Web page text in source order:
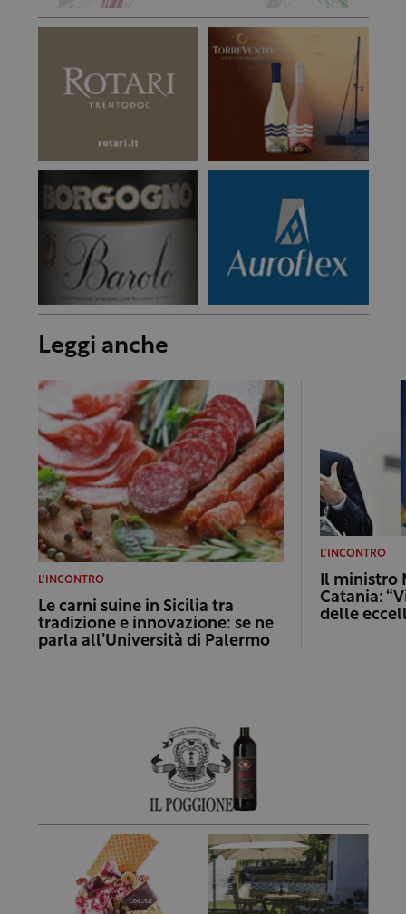
Leggi anche
L'INCONTRO
Le carni suine in Sicilia tra
tradizione e innovazione: se ne
parla all’Università di Palermo
L'INCONTRO
Il ministro
Catania:
delle